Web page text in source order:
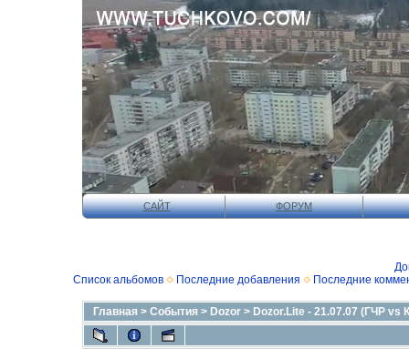
САЙТ ФОРУМ
Список альбомов
Последние добавления Последние
Главная > События > Dozor > Dozor.Lite - 21.07.07 (ГЧР vs